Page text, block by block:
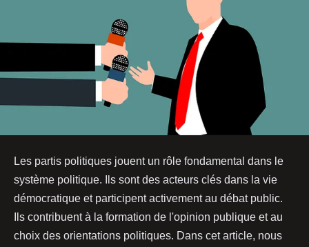
Les partis politiques jouent un rôle fondamental dans le
système politique. Ils sont des acteurs clés dans la vie
démocratique et participent activement au débat public.
Ils contribuent à la formation de l'opinion publique et au
choix des orientations politiques. Dans cet article, nous